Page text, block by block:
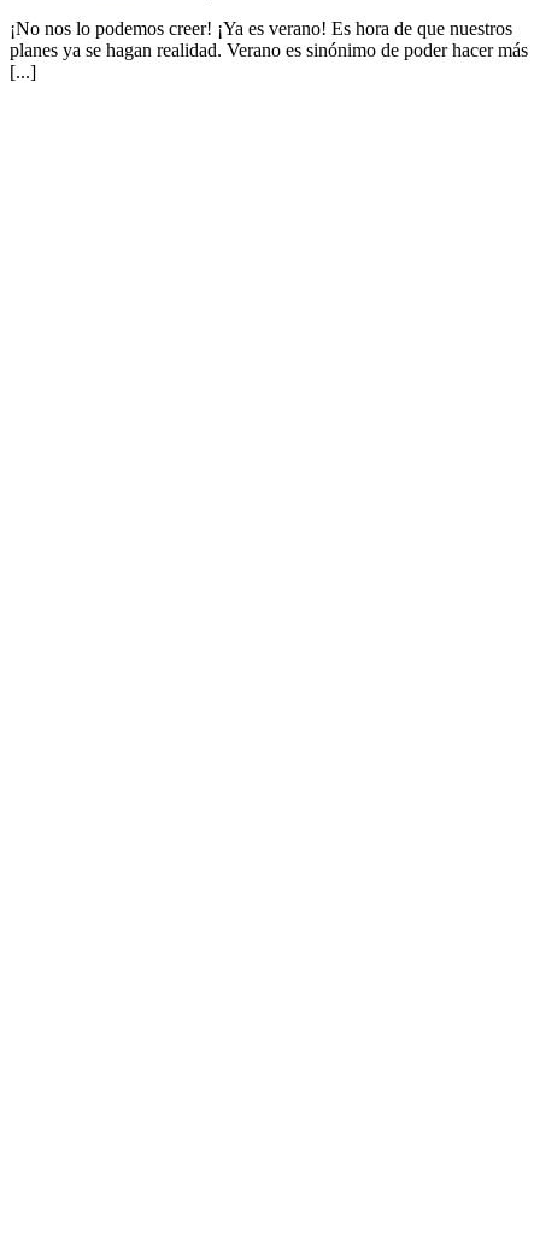
¡No nos lo podemos creer! ¡Ya es verano! Es hora de que nuestros
planes ya se hagan realidad. Verano es sinónimo de poder hacer más
[...]